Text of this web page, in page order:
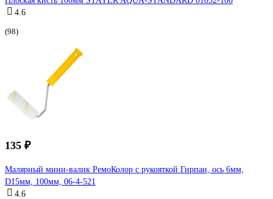
4.6
(98)
135 ₽
Малярный мини-валик РемоКолор с рукояткой Гирпан, ось 6мм,
D15мм, 100мм, 06-4-521
4.6